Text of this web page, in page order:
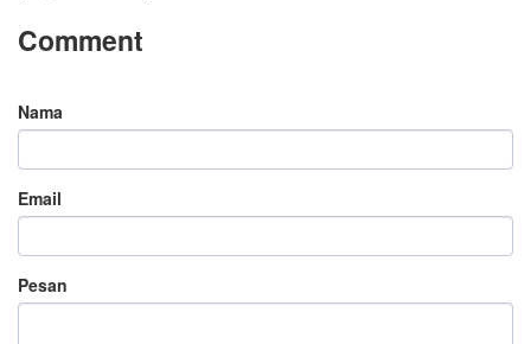
Comment
Nama
Email
Pesan